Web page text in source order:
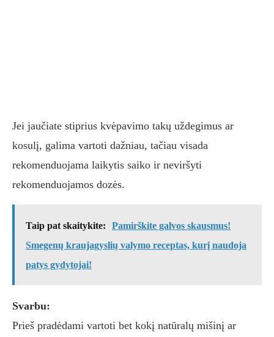
Jei jaučiate stiprius kvėpavimo takų uždegimus ar
kosulį, galima vartoti dažniau, tačiau visada
rekomenduojama laikytis saiko ir neviršyti
rekomenduojamos dozės.
Taip pat skaitykite:
Pamirškite galvos skausmus!
Smegenų kraujagyslių valymo receptas, kurį naudoja
patys gydytojai!
Svarbu:
Prieš pradėdami vartoti bet kokį natūralų mišinį ar